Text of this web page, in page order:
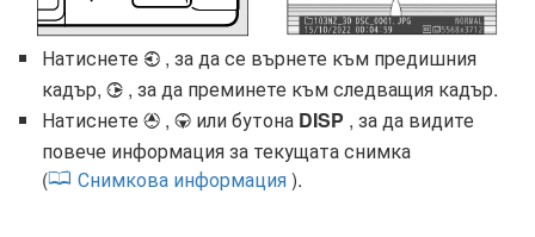
Натиснете 4 , за да се върнете към предишния
кадър, 2 , за да преминете към следващия кадър.
Натиснете 1 , 3 или бутона DISP , за да видите
повече информация за текущата снимка
(
Снимкова информация).